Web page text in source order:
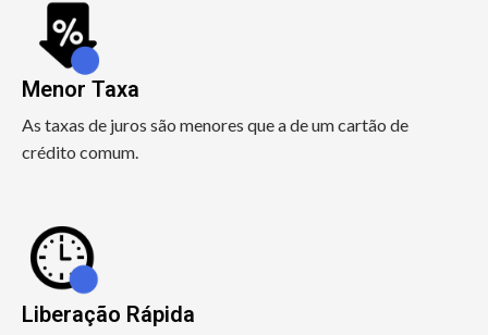
Menor Taxa
As taxas de juros são menores que a de um cartão de
crédito comum.
Liberação Rápida